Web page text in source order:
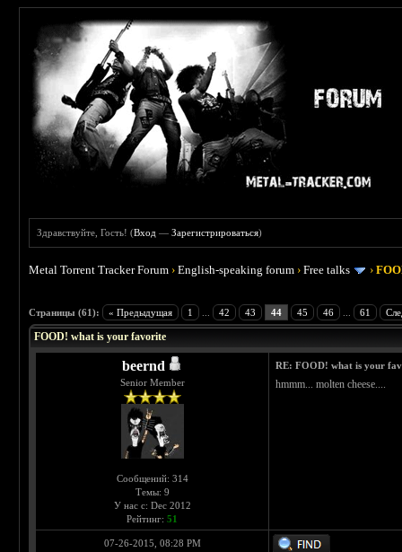
Здравствуйте, Гость! (Вход —Зарегистрироваться)
Metal Torrent Tracker Forum ›English-speaking forum ›Free talks ›
Страницы (61): « Предыдущая 1 42 43 44 45 46 61
FOOD! what is your favorite
beernd
Senior Member
Сообщений: 314
Темы: 9
У нас с: Dec 2012
Рейтинг:51
RE: FOOD! what is your
hmmm... molten cheese....
07-26-2015, 08:28 PM